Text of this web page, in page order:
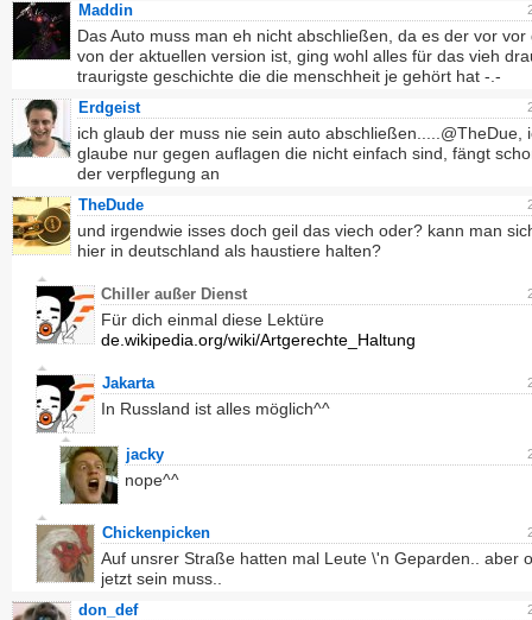
Maddin
Das Auto muss man eh nicht abschließen, da es der vor vor
von der aktuellen version ist, ging wohl alles für das vieh
traurigste geschichte die die menschheit je gehört hat -.-
Erdgeist
ich glaub der muss nie sein auto abschließen.....@TheDue,
glaube nur gegen auflagen die nicht einfach sind, fängt
der verpflegung an
TheDude
und irgendwie isses doch geil das viech oder? kann man
hier in deutschland als haustiere halten?
Chiller außer Dienst
Für dich einmal diese Lektüre
de.wikipedia.org/wiki/Artgerechte_Haltung
Jakarta
In Russland ist alles möglich^^
jacky
nope^^
Chickenpicken
Auf unsrer Straße hatten mal Leute \'n Geparden.. aber
jetzt sein muss..
don_def